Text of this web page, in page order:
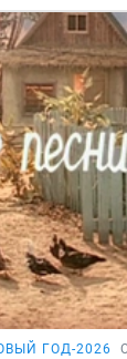
ГОД-2026